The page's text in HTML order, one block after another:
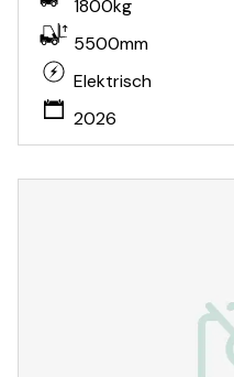
1800kg
5500mm
Elektrisch
2026